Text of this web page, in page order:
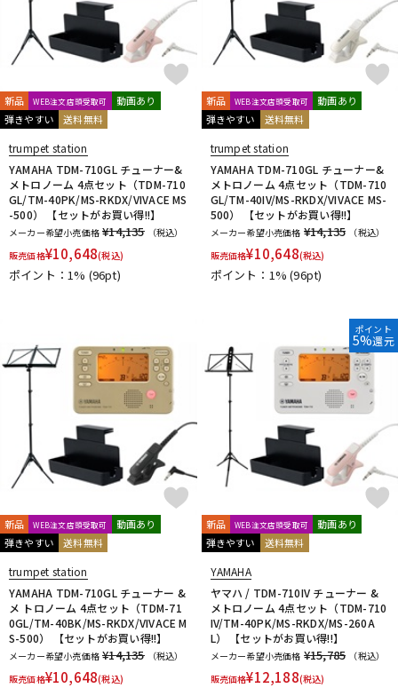
Ultra breathe
Ultra-Pure UNISON unknown
VACCHIANO
VANDOREN waltons
Warburton
Winds Score
Wood Stone YAMAHA
YANAGISAWA
他
アケタオカリーナ
アレキサンダー（リード）
ウインドブロスオリジナル
オオサワオカリナ
すいとる君
その他メーカー ツルピカ君
ハリソン
ライツ
レジェール 日本娯楽
ARTinoise
Intercept Technology
Kerry Whistle
GAT Custom Brass
TK Melody
HINO Klang MG Leather Work
ELISE
PARAFIT
Hollywood Winds
CG Mouthpiece
PATRICK
Wedge Frate Precision Shastock
新品 WEB注文店頭受取可
動画あり
弾きやすい
送料無料
trumpet station
YAMAHA TDM-710GL チューナー&
メトロノーム 4点セット（TDM-710
GL/TM-40PK/MS-RKDX/VIVACE MS
-500） 【セットがお買い得!!】
メーカー希望小売価格 ¥14,135
（税込）
販売価格¥10,648(税込)
ポイント：1% (96pt)
新品 WEB注文店頭受取可
動画あり
弾きやすい
送料無料
trumpet station
YAMAHA TDM-710GL チューナー&
メトロノーム 4点セット（TDM-710
GL/TM-40IV/MS-RKDX/VIVACE MS-
500） 【セットがお買い得!!】
メーカー希望小売価格 ¥14,135
（税込）
販売価格¥10,648(税込)
ポイント：1%(96pt)
新品 WEB注文店頭受取可
動画あり
弾きやすい
送料無料
trumpet station
YAMAHA TDM-710GL チューナー &
メ トロノーム 4点セット（TDM-71
0GL/TM-40BK/MS-RKDX/VIVACE M
S-500） 【セットがお買い得!!】
メーカー希望小売価格 ¥14,135
（税込）
販売価格¥10,648(税込)
ポイント
5%還元
新品 WEB注文店頭受取可
動画あり
弾きやすい
送料無料
YAMAHA
ヤマハ / TDM-710IV チューナー &
メトロノーム 4点セット（TDM-710
IV/TM-40PK/MS-RKDX/MS-260A
L） 【セットがお買い得!!】
メーカー希望小売価格 ¥15,785
（税込）
販売価格¥12,188(税込)